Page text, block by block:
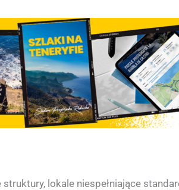
lokale niespełniające